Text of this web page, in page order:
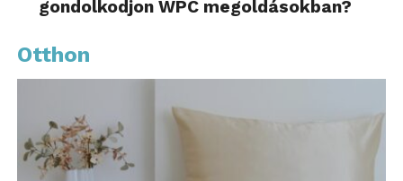
nem jár plusz költséggel. A Gránit Bank a
devizakártya éves díját az első két évben egy akció
keretében ingyen biztosítja, az akció 2025.
szeptember 30-ig tart.
Az OTP Bank kedvezményes devizaváltása egy –
jelenleg díjmentes – Árfolyam+ számlacsomag
gondolkodjon WPC megoldásokban?
Otthon